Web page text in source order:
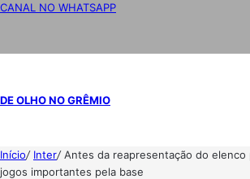
CANAL NO WHATSAPP
DE OLHO NO GRÊMIO
Início/ Inter/Antes da reapresentação do
jogos importantes pela base